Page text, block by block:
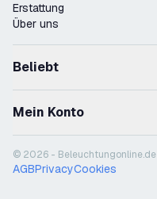
Erstattung
Über uns
Beliebt
Mein Konto
© 2026 - Beleuchtungonline.de
AGBPrivacyCookies